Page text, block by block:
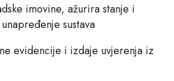
imovine, ažurira stanje i
sustava
evidencije i izdaje uvjerenja iz